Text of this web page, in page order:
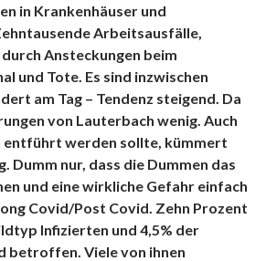
in Krankenhäuser und
Arbeitsausfälle,
Ansteckungen beim
und Tote. Es sind inzwischen
am Tag – Tendenz steigend. Da
von Lauterbach wenig. Auch
entführt werden sollte, kümmert
Dumm nur, dass die Dummen das
und eine wirkliche Gefahr einfach
Covid/Post Covid. Zehn Prozent
Infizierten und 4,5% der
betroffen. Viele von ihnen